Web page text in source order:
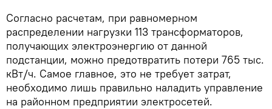
Согласно расчетам, при равномерном
распределении нагрузки 113 трансформаторов,
получающих электроэнергию от данной
подстанции, можно предотвратить потери 765 тыс.
кВт/ч. Самое главное, это не требует затрат,
необходимо лишь правильно наладить управление
на районном предприятии электросетей.